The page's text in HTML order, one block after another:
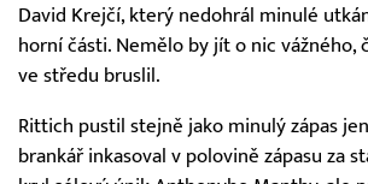
David Krejčí, který nedohrál minulé
horní části. Nemělo by jít o nic vážného,
ve středu bruslil.
Rittich pustil stejně jako minulý zápas
brankář inkasoval v polovině zápasu za